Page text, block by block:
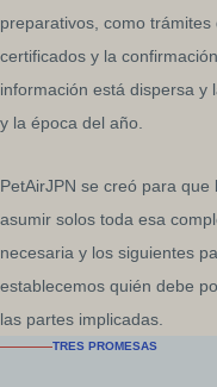
preparativos, como trámites
certificados y la
información está dispersa y
y la época del año.
PetAirJPN se creó para
asumir solos toda esa
necesaria y los siguientes
establecemos quién debe
las partes implicadas.
TRES PROMESAS